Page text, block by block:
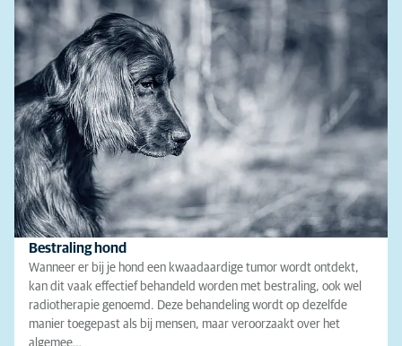
Bestraling hond
Wanneer er bij je hond een kwaadaardige tumor wordt ontdekt,
kan dit vaak effectief behandeld worden met bestraling, ook wel
radiotherapie genoemd. Deze behandeling wordt op dezelfde
manier toegepast als bij mensen, maar veroorzaakt over het
algemee…